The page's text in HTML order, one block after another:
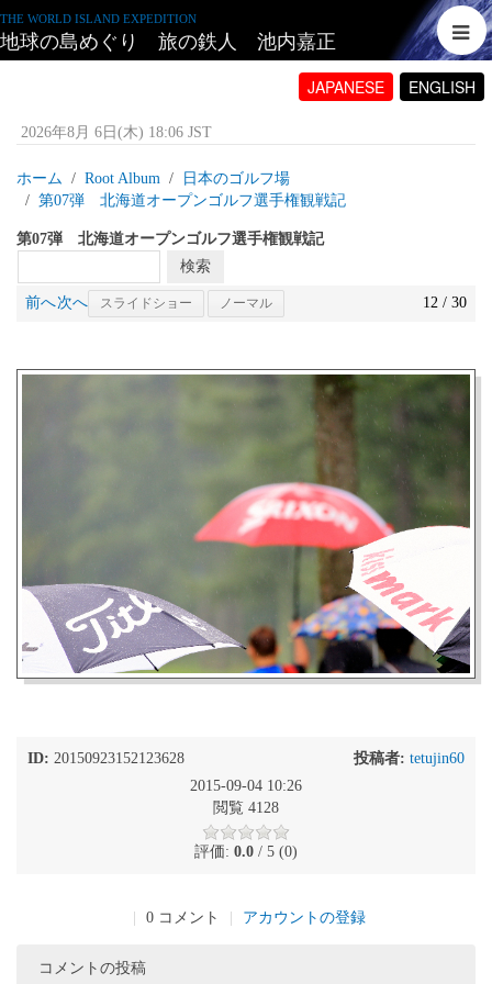
THE WORLD ISLAND EXPEDITION
地球の島めぐり 旅の鉄人 池内嘉正
JAPANESE ENGLISH
2026年8月 6日(木) 18:06 JST
ホーム Root Album
日本のゴルフ場
第07弾 北海道オープンゴルフ選手権観戦記
第07弾 北海道オープンゴルフ選手権観戦記
前へ次へ スライドショー ノーマル 12 / 30
ID: 20150923152123628 投稿者: tetujin60
2015-09-04 10:26
閲覧 4128
評価: 0.0 / 5 (0)
0 コメント アカウントの登録
コメントの投稿